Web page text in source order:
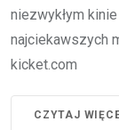
niezwykłym
najciekawszych
kicket.com
CZYTAJ